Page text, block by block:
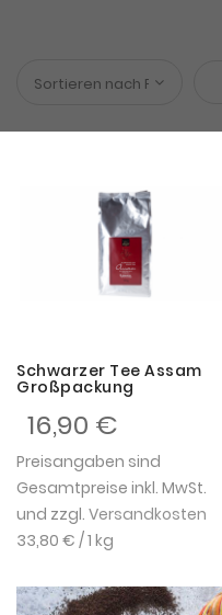
Schwarzer Tee Assam
Großpackung
16,90 €
Preisangaben sind
Gesamtpreise inkl. MwSt.
und zzgl. Versandkosten
33,80 € / 1 kg